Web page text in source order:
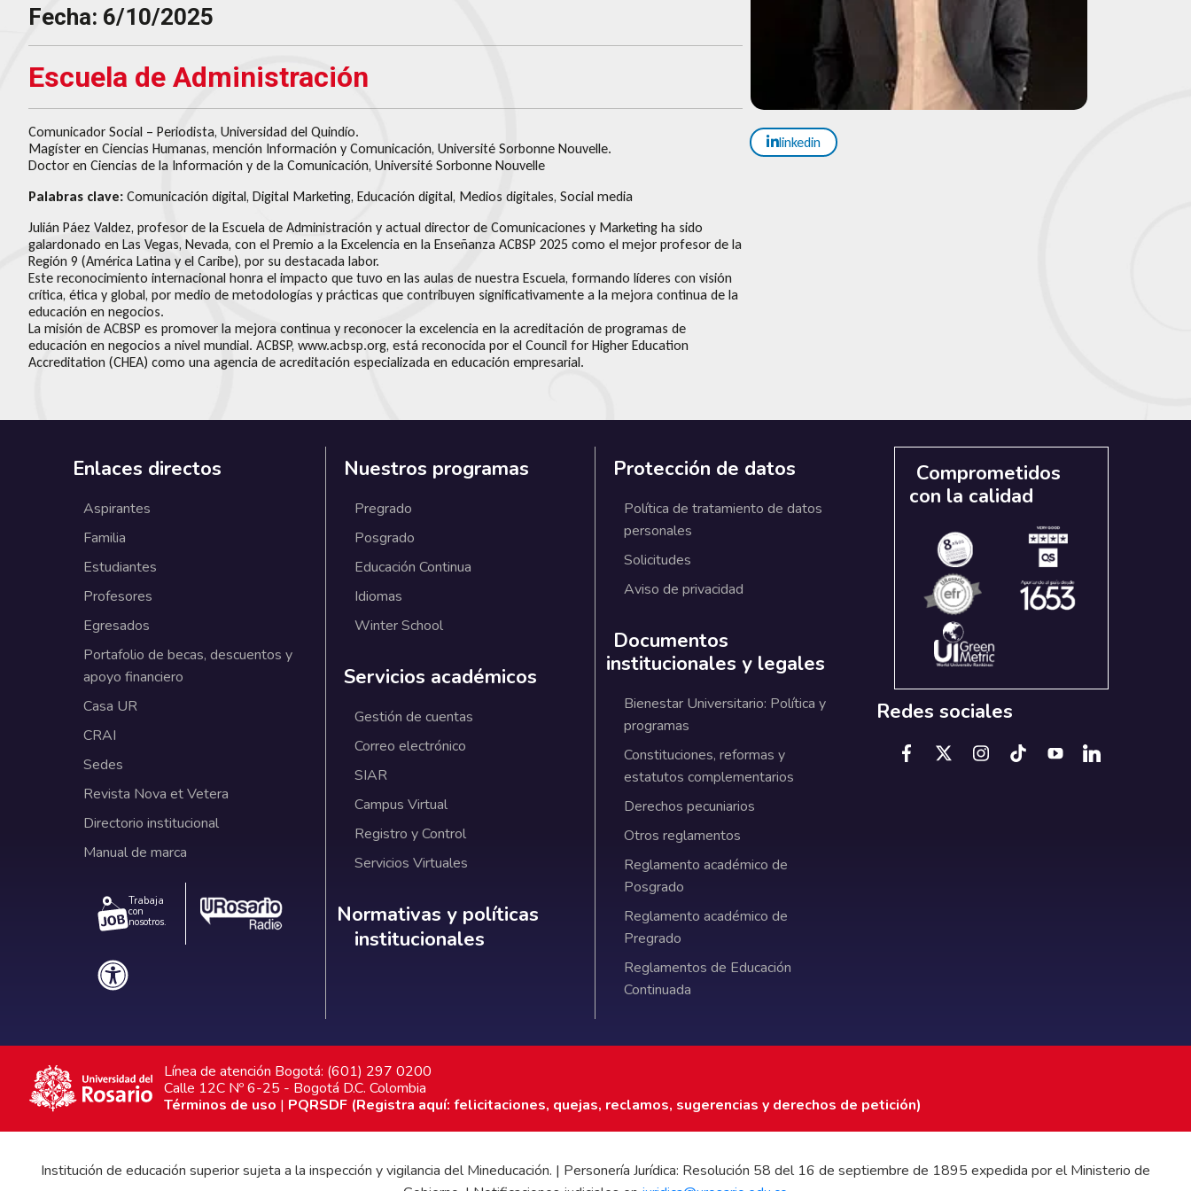
Fecha: 6/10/2025
Escuela de Administración
Comunicador Social – Periodista, Universidad del Quindío.
Magíster en Ciencias Humanas, mención Información y Comunicación, Université Sorbonne Nouvelle.
Doctor en Ciencias de la Información y de la Comunicación, Université Sorbonne Nouvelle
Palabras clave: Comunicación digital, Digital Marketing, Educación digital, Medios digitales, Social media
Julián Páez Valdez, profesor de la Escuela de Administración y actual director de Comunicaciones y Marketing ha sido
galardonado en Las Vegas, Nevada, con el Premio a la Excelencia en la Enseñanza ACBSP 2025 como el mejor profesor de la
Región 9 (América Latina y el Caribe), por su destacada labor.
Este reconocimiento internacional honra el impacto que tuvo en las aulas de nuestra Escuela, formando líderes con visión
crítica, ética y global, por medio de metodologías y prácticas que contribuyen significativamente a la mejora continua de la
educación en negocios.
La misión de ACBSP es promover la mejora continua y reconocer la excelencia en la acreditación de programas de
educación en negocios a nivel mundial. ACBSP, www.acbsp.org, está reconocida por el Council for Higher Education
Accreditation (CHEA) como una agencia de acreditación especializada en educación empresarial.
linkedin
Enlaces directos
Aspirantes
Familia
Estudiantes
Profesores
Egresados
Portafolio de becas, descuentos y
apoyo financiero
Casa UR
CRAI
Sedes
Revista Nova et Vetera
Directorio institucional
Manual de marca
Trabaja
con
nosotros.
Nuestros programas
Pregrado
Posgrado
Educación Continua
Idiomas
Winter School
Servicios académicos
Gestión de cuentas
Correo electrónico
SIAR
Campus Virtual
Registro y Control
Servicios Virtuales
Normativas y políticas institucionales
Normativas y políticas
institucionales
Protección de datos
Política de tratamiento de datos
personales
Solicitudes
Aviso de privacidad
Documentos
institucionales y legales
Bienestar Universitario: Política y
programas
Constituciones, reformas y
estatutos complementarios
Derechos pecuniarios
Otros reglamentos
Reglamento académico de
Posgrado
Reglamento académico de
Pregrado
Reglamentos de Educación
Continuada
Comprometidos
con la calidad
Redes sociales
Línea de atención Bogotá: (601) 297 0200
Calle 12C Nº 6-25 - Bogotá D.C. Colombia
Términos de uso | PQRSDF (Registra aquí: felicitaciones, quejas, reclamos, sugerencias y derechos de petición)
Institución de educación superior sujeta a la inspección y vigilancia del Mineducación. | Personería Jurídica: Resolución 58 del 16 de septiembre de 1895 expedida por el Ministerio de